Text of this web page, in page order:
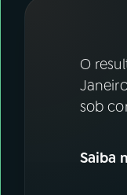
FESTIVAL
ACOMPANHE A
O
sob
Saiba